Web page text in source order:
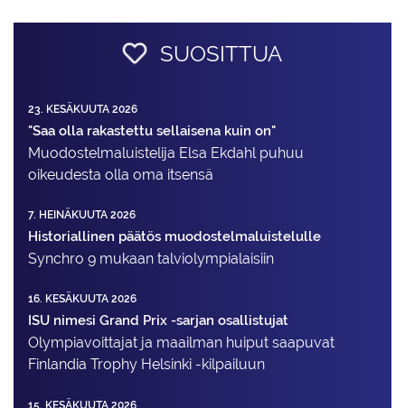
SUOSITTUA
23. KESÄKUUTA 2026
"Saa olla rakastettu sellaisena kuin on"
Muodostelma­luistelija Elsa Ekdahl puhuu
oikeudesta olla oma itsensä
7. HEINÄKUUTA 2026
Historiallinen päätös muodostelmaluistelulle
Synchro 9 mukaan talviolympialaisiin
16. KESÄKUUTA 2026
ISU nimesi Grand Prix -sarjan osallistujat
Olympiavoittajat ja maailman huiput saapuvat
Finlandia Trophy Helsinki -kilpailuun
15. KESÄKUUTA 2026